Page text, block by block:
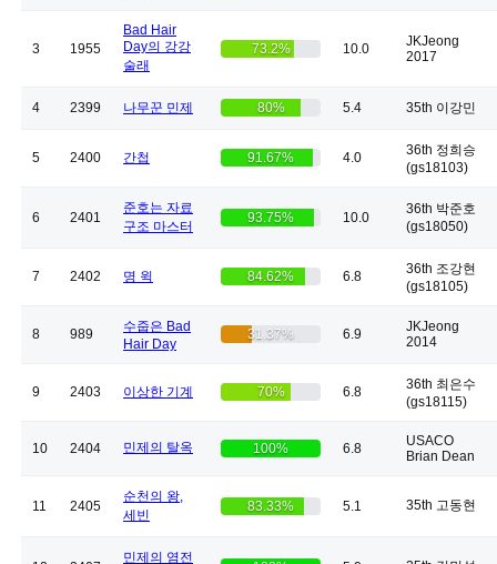
3 1955
Bad Hair
Day의 강강
술래
73.2% 10.0
JKJeong
2017
4 2399 나무꾼 민제 80% 5.4 35th 이강민
5 2400 간첩 91.67% 4.0
36th 정희승
(gs18103)
6 2401
준호는 자료
구조 마스터
93.75% 10.0
36th 박준호
(gs18050)
7 2402 명 윅 84.62% 6.8
36th 조강현
(gs18105)
8 989
수줍은 Bad
Hair Day
31.37% 6.9
JKJeong
2014
9 2403 이상한 기계 70% 6.8
36th 최은수
(gs18115)
10 2404 민제의 탈옥 100% 6.8
USACO
Brian Dean
11 2405
순천의 왕,
세빈
83.33% 5.1 35th 고동현
민제의 염전